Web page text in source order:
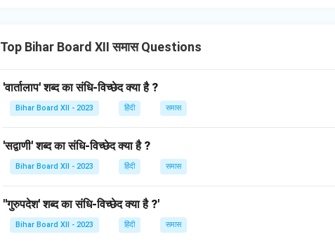
Top Bihar Board XII समास Questions
'वार्तालाप' शब्द का संधि-विच्छेद क्या है ?
Bihar Board XII - 2023 हिंदी समास
'सद्वाणी' शब्द का संधि-विच्छेद क्या है ?
Bihar Board XII - 2023 हिंदी समास
''गुरुपदेश' शब्द का संधि-विच्छेद क्या है ?'
Bihar Board XII - 2023 हिंदी समास